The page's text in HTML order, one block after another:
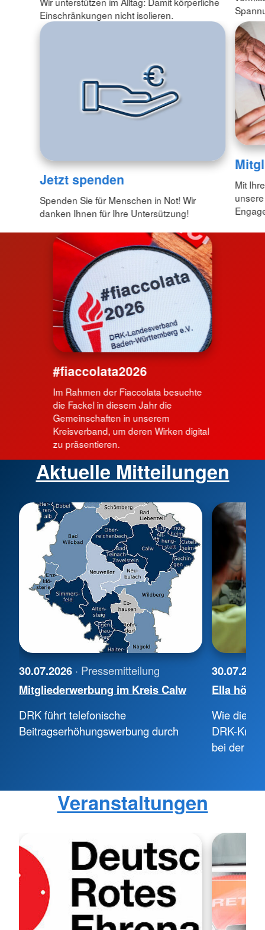
Einschränkungen nicht isolieren.
Jetzt spenden
Spenden Sie für Menschen in Not! Wir
danken Ihnen für Ihre Untersützung!
Mit
#fiaccolata2026
Im Rahmen der Fiaccolata besuchte
die Fackel in diesem Jahr die
Gemeinschaften in unserem
Kreisverband, um deren Wirken digital
zu präsentieren.
Aktuelle Mitteilungen
30.07.2026 · Pressemitteilung
Mitgliederwerbung im Kreis Calw
DRK führt telefonische
Beitragserhöhungswerbung durch
Ella hört
Wie die
DRK-
bei der
Veranstaltungen